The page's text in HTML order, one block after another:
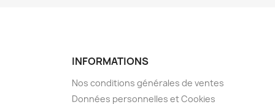
INFORMATIONS
Nos conditions générales de ventes
Données personnelles et Cookies